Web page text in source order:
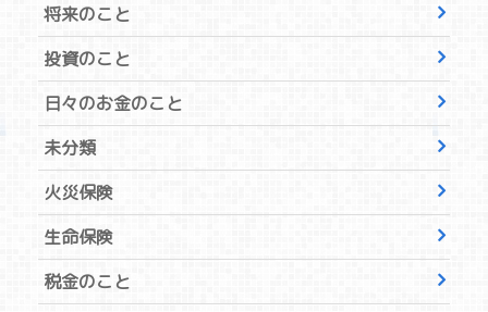
将来のこと
投資のこと
日々のお金のこと
未分類
火災保険
生命保険
税金のこと